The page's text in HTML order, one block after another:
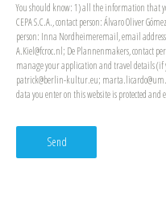
You should know: 1) all the information that
CEPA S.C.A., contact person: Álvaro Oliver
person: Inna Nordheimeremail, email
A.Kiel@fcroc.nl; De Plannenmakers, contact
manage your application and travel details (if
patrick@berlin-kultur.eu;
data you enter on this website is protected and
Send